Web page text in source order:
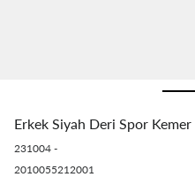
Erkek Siyah Deri Spor Kemer
231004 -
2010055212001